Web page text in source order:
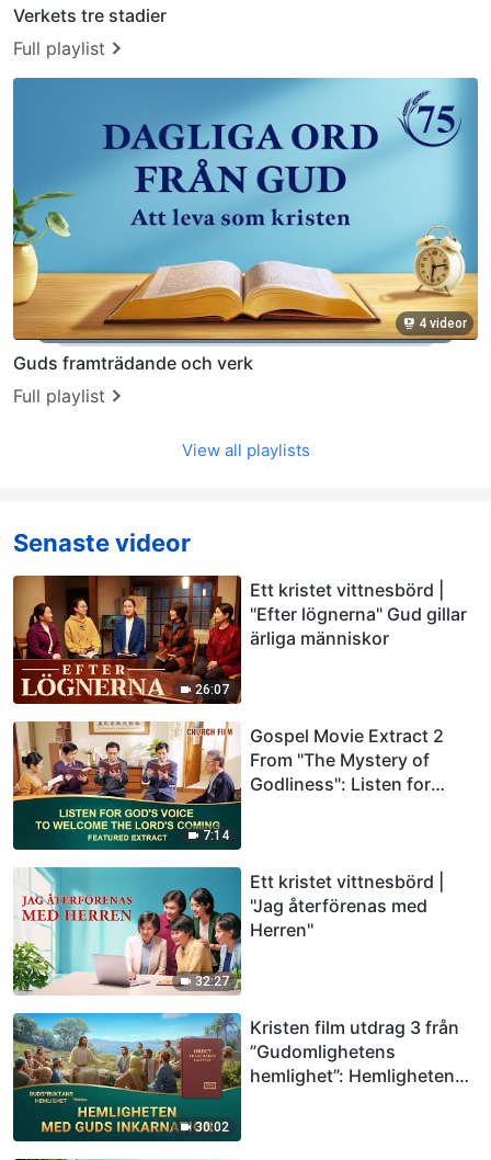
Verkets tre stadier
Full playlist
4 videor
Guds framträdande och verk
Full playlist
View all playlists
Senaste videor
26:07
Ett kristet vittnesbörd |
"Efter lögnerna" Gud gillar
ärliga människor
7:14
Gospel Movie Extract 2
From "The Mystery of
Godliness": Listen for
32:27
Ett kristet vittnesbörd |
"Jag återförenas med
Herren"
30:02
Kristen film utdrag 3 från
”Gudomlighetens
hemlighet”: Hemligheten